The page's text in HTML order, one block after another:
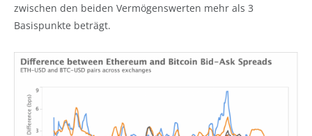
zwischen den beiden Vermögenswerten mehr als 3
Basispunkte beträgt.